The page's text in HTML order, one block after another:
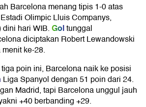
Barcelona menang tipis 1-0 atas
Olimpic Lluis Companys,
hari WIB.Goltunggal
diciptakan Robert Lewandowski
ke-28.
poin ini, Barcelona naik ke posisi
Liga Spanyol dengan 51 poin dari 24.
Madrid, tapi Barcelona unggul jauh
+40 berbanding +29.